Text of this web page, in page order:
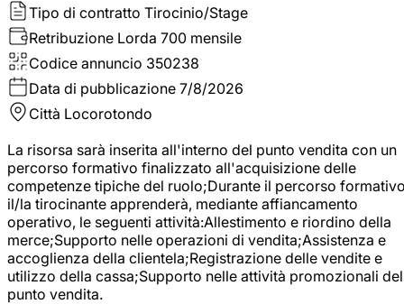
Tipo di contratto Tirocinio/Stage
Retribuzione Lorda 700 mensile
Codice annuncio 350238
Data di pubblicazione 7/8/2026
Città Locorotondo
La risorsa sarà inserita all'interno del punto vendita con un
percorso formativo finalizzato all'acquisizione delle
competenze tipiche del ruolo;Durante il percorso
il/la tirocinante apprenderà, mediante affiancamento
operativo, le seguenti attività:Allestimento e riordino della
merce;Supporto nelle operazioni di vendita;Assistenza e
accoglienza della clientela;Registrazione delle vendite e
utilizzo della cassa;Supporto nelle attività promozionali del
punto vendita.